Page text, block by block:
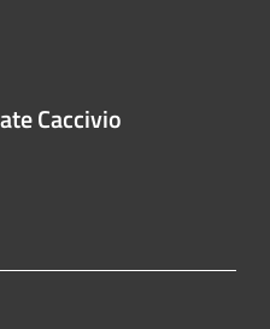
Caccivio